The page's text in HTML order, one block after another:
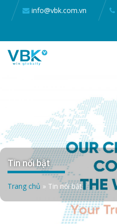
info@vbk.com.vn
Tin nổi bật
Trang chủ » Tin nổi bật